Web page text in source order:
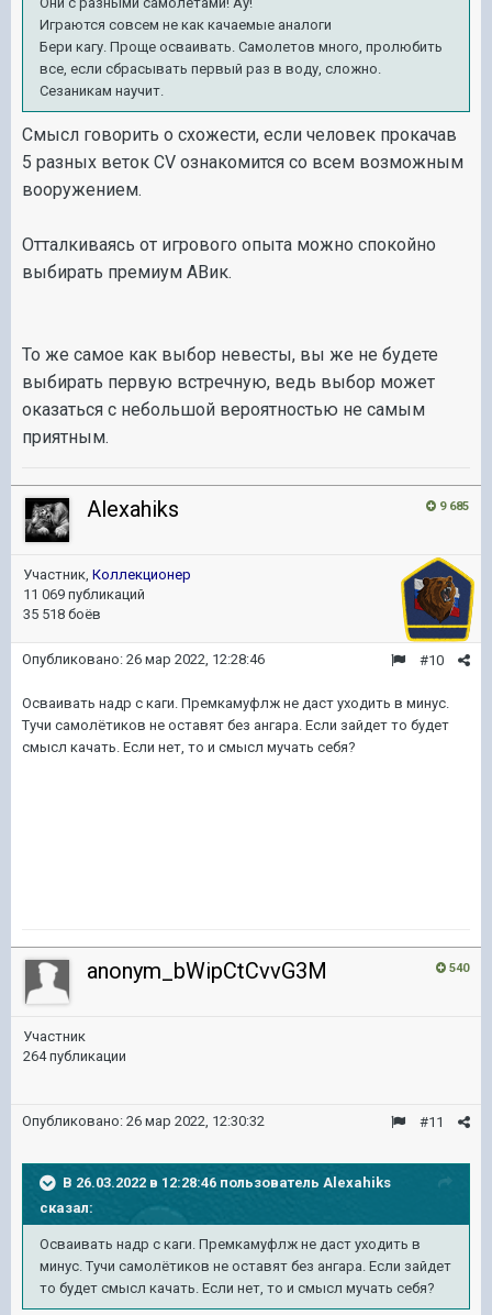
Играются совсем не как качаемые аналоги
Бери кагу. Проще осваивать. Самолетов много, пролюбить
все, если сбрасывать первый раз в воду, сложно.
Сезаникам научит.
Смысл говорить о схожести, если человек прокачав
5 разных веток CV ознакомится со всем возможным
вооружением.
Отталкиваясь от игрового опыта можно спокойно
выбирать премиум АВик.
То же самое как выбор невесты, вы же не будете
выбирать первую встречную, ведь выбор может
оказаться с небольшой вероятностью не самым
приятным.
9 685
Alexahiks
Участник, Коллекционер
11 069 публикаций
35 518 боёв
#10
Опубликовано: 26 мар 2022, 12:28:46
Осваивать надр с каги. Премкамуфлж не даст уходить в минус.
Тучи самолётиков не оставят без ангара. Если зайдет то будет
смысл качать. Если нет, то и смысл мучать себя?
540
anonym_bWipCtCvvG3M
Участник
264 публикации
#11
Опубликовано: 26 мар 2022, 12:30:32
В 26.03.2022 в 12:28:46 пользователь Alexahiks
сказал:
Осваивать надр с каги. Премкамуфлж не даст уходить в
минус. Тучи самолётиков не оставят без ангара. Если зайдет
то будет смысл качать. Если нет, то и смысл мучать себя?